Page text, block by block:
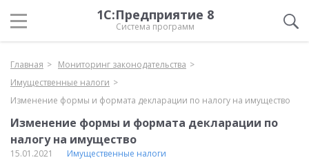
1С:Предприятие 8
Система программ
Главная
Мониторинг законодательства
Имущественные налоги
Изменение формы и формата декларации по налогу на имущество
Изменение формы и формата декларации по
налогу на имущество
15.01.2021 Имущественные налоги